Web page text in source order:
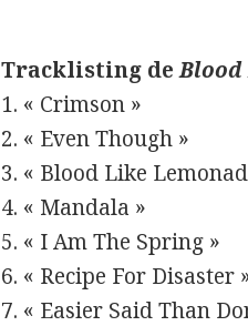
Tracklisting deBlood
1. « Crimson »
2. « Even Though »
3. « Blood Like
4. « Mandala »
5. « I Am The Spring »
6. « Recipe For Disaster
7. « Easier Said Than